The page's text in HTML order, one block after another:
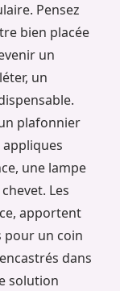
Pensez
bien placée
un
un
plafonnier
appliques
une lampe
Les
apportent
pour un coin
dans
solution